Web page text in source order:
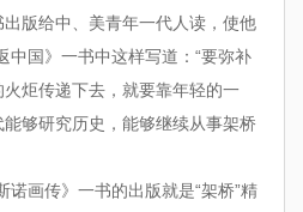
版给中、美青年一代人读，使他
中国》一书中这样写道：“要弥补
炬传递下去，就要靠年轻的一
研究历史，能够继续从事架桥
画传》一书的出版就是“架桥”精